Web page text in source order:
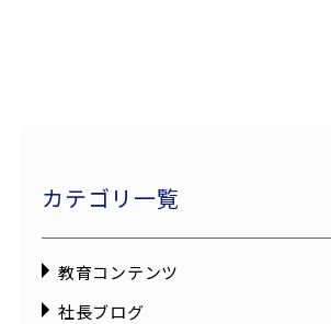
カテゴリ一覧
教育コンテンツ
社長ブログ